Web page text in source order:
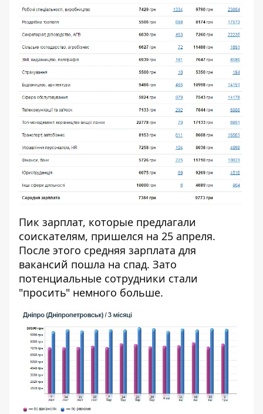
Пик зарплат, которые предлагали
соискателям, пришелся на 25 апреля.
После этого средняя зарплата для
вакансий пошла на спад. Зато
потенциальные сотрудники стали
"просить" немного больше.